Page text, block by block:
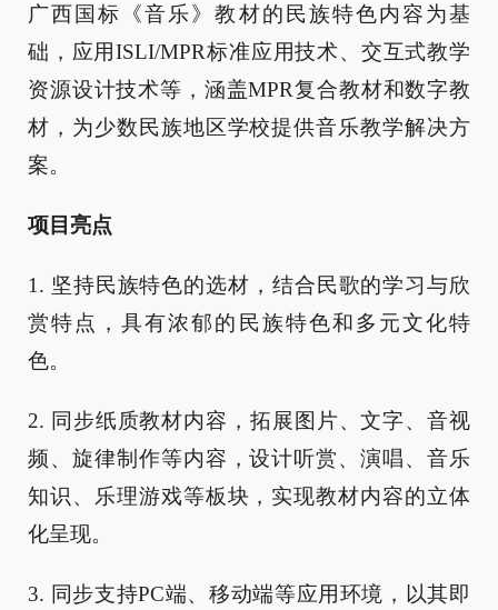
广西国标《音乐》教材的民族特色内容为基
础，应用ISLI/MPR标准应用技术、交互式教学
资源设计技术等，涵盖MPR复合教材和数字教
材，为少数民族地区学校提供音乐教学解决方
案。
项目亮点
1. 坚持民族特色的选材，结合民歌的学习与欣
赏特点，具有浓郁的民族特色和多元文化特
色。
2. 同步纸质教材内容，拓展图片、文字、音视
频、旋律制作等内容，设计听赏、演唱、音乐
知识、乐理游戏等板块，实现教材内容的立体
化呈现。
3. 同步支持PC端、移动端等应用环境，以其即